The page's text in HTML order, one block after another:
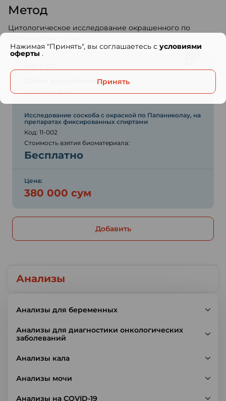
Анализы
Анализы для беременных
Анализы для диагностики онкологических
заболеваний
Анализы кала
Анализы мочи
Анализы на COVID-19
Метод
Цитологическое исследование окрашенного по
Сроки выполнения:
9 рабочих дней
Исследование соскоба с окраской по Папаниколау, на
препаратах фиксированных спиртами
Код: 11-002
Стоимость взятия биоматериала:
Бесплатно
Цена:
380 000 сум
Добавить
Нажимая "Принять", вы соглашаетесь с условиями
оферты .
Принять